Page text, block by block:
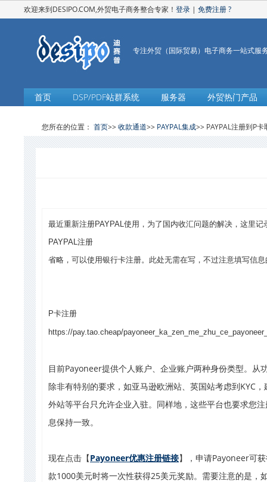
欢迎来到DESIPO.COM,外贸电子商务整合专家！ 登录 | 免费注册?
专注外贸（国际贸易）电子商务一站式服
首页 DSP/PDF站群系统 服务器 外贸热门产品
您所在的位置： 首页>>收款通道>> PAYPAL集成>> PAYPAL注册到P卡
最近重新注册PAYPAL使用，为了国内收汇问题的解决，这里记
PAYPAL注册
省略，可以使用银行卡注册。此处无需在写，不过注意填写信
P卡注册
https://pay.tao.cheap/
目前Payoneer提供个人账户、企业账户两种身份类型。
除非有特别的要求，如亚马逊欧洲站、英国站考虑到KYC
外站等平台只允许企业入驻。同样地，这些平台也要求您
息保持一致。
现在点击【Payoneer优惠注册链接】，申请Payoneer可
款1000美元时将一次性获得25美元奖励。需要注意的是